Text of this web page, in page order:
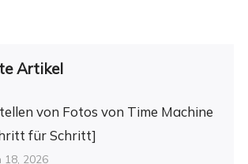
Artikel
von Fotos von Time Machine
für Schritt]
18, 2026